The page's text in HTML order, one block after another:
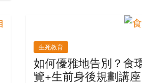
生死教育
如何優雅地告別？食
覽+生前身後規劃講座